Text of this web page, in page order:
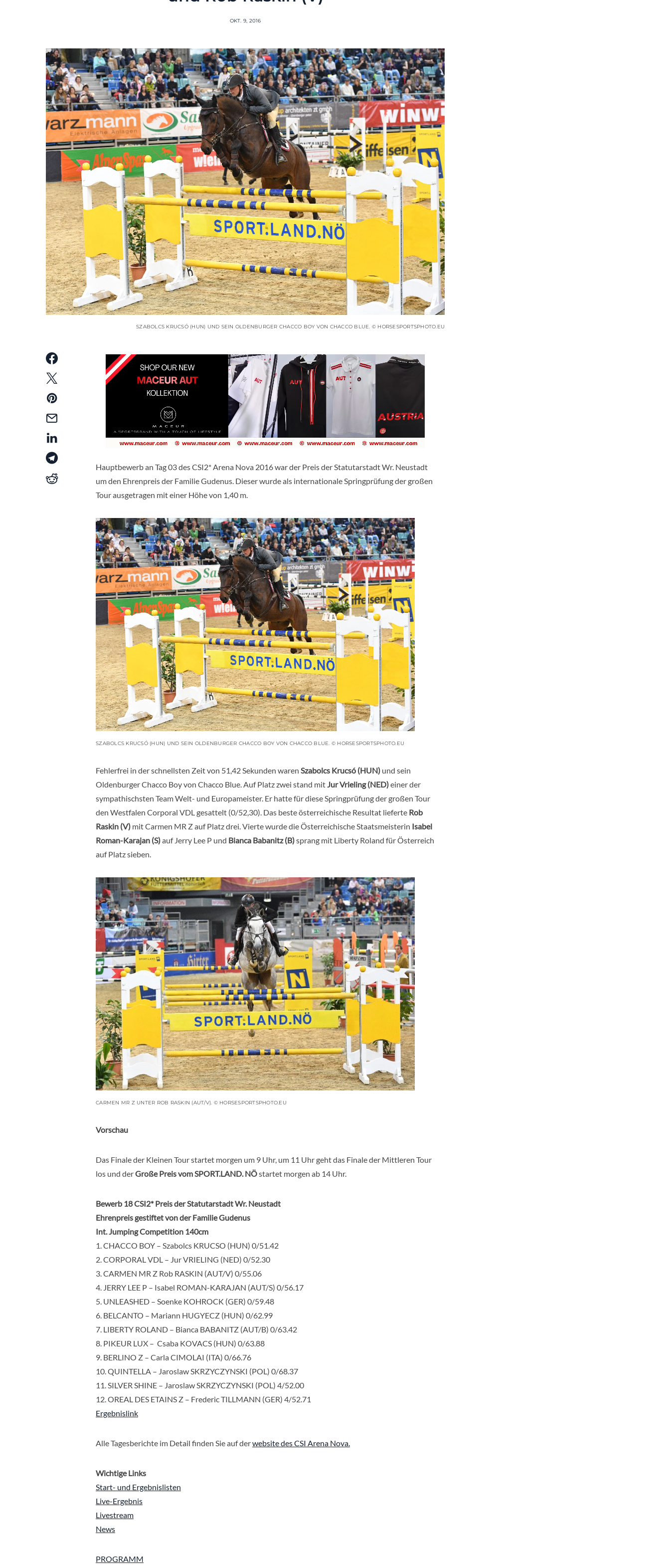
OKT. 9, 2016
SZABOLCS KRUCSÓ (HUN) UND SEIN OLDENBURGER CHACCO BOY VON CHACCO BLUE. © HORSESPORTSPHOTO.EU
Hauptbewerb an Tag 03 des CSI2* Arena Nova 2016 war der Preis der Statutarstadt Wr. Neustadt
um den Ehrenpreis der Familie Gudenus. Dieser wurde als internationale Springprüfung der großen
Tour ausgetragen mit einer Höhe von 1,40 m.
SZABOLCS KRUCSÓ (HUN) UND SEIN OLDENBURGER CHACCO BOY VON CHACCO BLUE. © HORSESPORTSPHOTO.EU
Fehlerfrei in der schnellsten Zeit von 51,42 Sekunden waren Szabolcs Krucsó (HUN) und sein
Oldenburger Chacco Boy von Chacco Blue. Auf Platz zwei stand mit Jur Vrieling (NED)einer der
sympathischsten Team Welt- und Europameister. Er hatte für diese Springprüfung der großen Tour
den Westfalen Corporal VDL gesattelt (0/52,30). Das beste österreichische Resultat lieferte Rob
Raskin (V) mit Carmen MR Z auf Platz drei. Vierte wurde die Österreichische Staatsmeisterin Isabel
Roman-Karajan (S)auf Jerry Lee P und Bianca Babanitz (B)sprang mit Liberty Roland für Österreich
auf Platz sieben.
CARMEN MR Z UNTER ROB RASKIN (AUT/V). © HORSESPORTSPHOTO.EU
Vorschau
Das Finale der Kleinen Tour startet morgen um 9 Uhr, um 11 Uhr geht das Finale der Mittleren Tour
los und derGroße Preis vom SPORT.LAND. NÖstartet morgen ab 14 Uhr.
Bewerb 18 CSI2* Preis der Statutarstadt Wr. Neustadt
Ehrenpreis gestiftet von der Familie Gudenus
Int. Jumping Competition 140cm
1. CHACCO BOY – Szabolcs KRUCSO (HUN) 0/51.42
2. CORPORAL VDL – Jur VRIELING (NED) 0/52.30
3. CARMEN MR Z Rob RASKIN (AUT/V) 0/55.06
4. JERRY LEE P – Isabel ROMAN-KARAJAN (AUT/S) 0/56.17
5. UNLEASHED – Soenke KOHROCK (GER) 0/59.48
6. BELCANTO – Mariann HUGYECZ (HUN) 0/62.99
7. LIBERTY ROLAND – Bianca BABANITZ (AUT/B) 0/63.42
8. PIKEUR LUX – Csaba KOVACS (HUN) 0/63.88
9. BERLINO Z – Carla CIMOLAI (ITA) 0/66.76
10. QUINTELLA – Jaroslaw SKRZYCZYNSKI (POL) 0/68.37
11. SILVER SHINE – Jaroslaw SKRZYCZYNSKI (POL) 4/52.00
12. OREAL DES ETAINS Z – Frederic TILLMANN (GER) 4/52.71
Ergebnislink
Alle Tagesberichte im Detail finden Sie auf derwebsite des CSI Arena Nova.
Wichtige Links
Start- und Ergebnislisten
Live-Ergebnis
Livestream
News
PROGRAMM